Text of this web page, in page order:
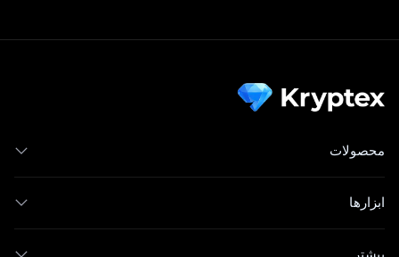
محصولات
ابزارها